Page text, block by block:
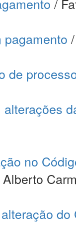
pagamento
de
no